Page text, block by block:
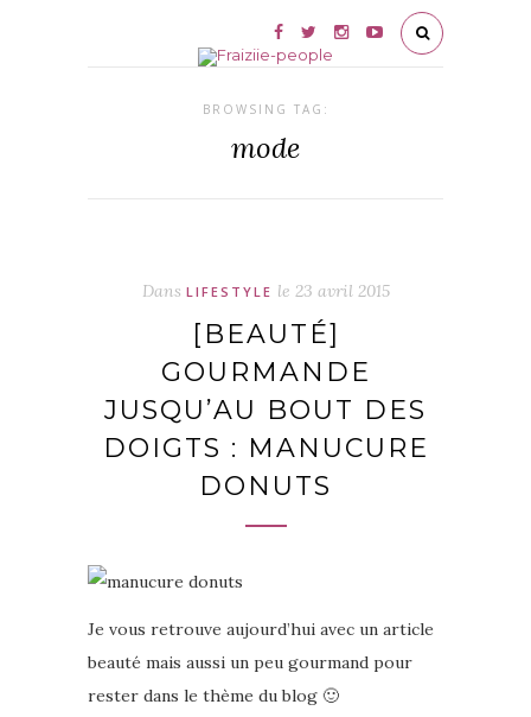
BROWSING TAG:
mode
Dans LIFESTYLE le 23 avril 2015
[BEAUTÉ]
GOURMANDE
JUSQU’AU BOUT DES
DOIGTS : MANUCURE
DONUTS
Je vous retrouve aujourd’hui avec un article
beauté mais aussi un peu gourmand pour
rester dans le thème du blog 🙂